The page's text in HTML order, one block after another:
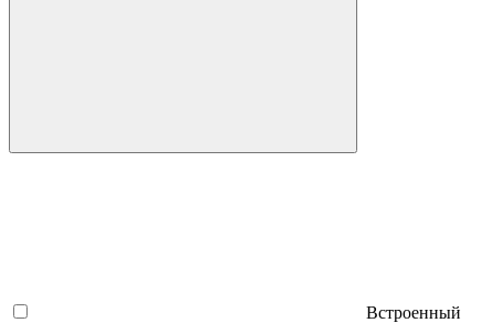
Встроенный